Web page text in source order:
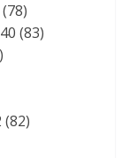
(83)